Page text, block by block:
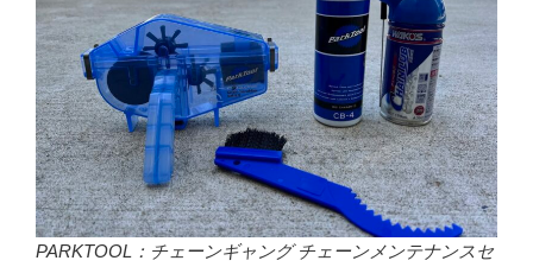
PARKTOOL：チェーンギャング チェーンメンテナンスセ